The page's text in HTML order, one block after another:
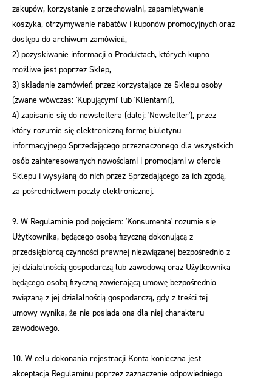
zakupów, korzystanie z przechowalni, zapamiętywanie
koszyka, otrzymywanie rabatów i kuponów promocyjnych oraz
dostępu do archiwum zamówień,
2) pozyskiwanie informacji o Produktach, których kupno
możliwe jest poprzez Sklep,
3) składanie zamówień przez korzystające ze Sklepu osoby
(zwane wówczas: 'Kupującymi' lub 'Klientami'),
4) zapisanie się do newslettera (dalej: 'Newsletter'), przez
który rozumie się elektroniczną formę biuletynu
informacyjnego Sprzedającego przeznaczonego dla wszystkich
osób zainteresowanych nowościami i promocjami w ofercie
Sklepu i wysyłaną do nich przez Sprzedającego za ich zgodą,
za pośrednictwem poczty elektronicznej.
9. W Regulaminie pod pojęciem: 'Konsumenta' rozumie się
Użytkownika, będącego osobą fizyczną dokonującą z
przedsiębiorcą czynności prawnej niezwiązanej bezpośrednio z
jej działalnością gospodarczą lub zawodową oraz Użytkownika
będącego osobą fizyczną zawierającą umowę bezpośrednio
związaną z jej działalnością gospodarczą, gdy z treści tej
umowy wynika, że nie posiada ona dla niej charakteru
zawodowego.
10. W celu dokonania rejestracji Konta konieczna jest
akceptacja Regulaminu poprzez zaznaczenie odpowiedniego